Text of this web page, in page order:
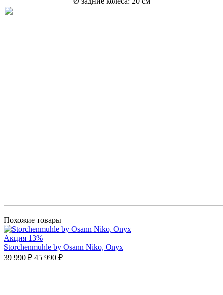
Похожие товары
Акция 13%
Storchenmuhle by Osann Niko, Onyx
39 990 ₽ 45 990 ₽